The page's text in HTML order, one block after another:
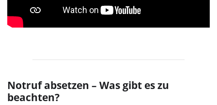
Notruf absetzen – Was gibt es zu
beachten?